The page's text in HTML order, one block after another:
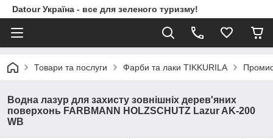
Datour Україна - все для зеленого туризму!
Товари та послуги Фарби та лаки TIKKURILA
Водна лазур для захисту зовнішніх дерев'яних
поверхонь FARBMANN HOLZSCHUTZ Lazur AK-200
WB